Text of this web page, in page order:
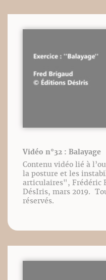
Vidéo n°32 : Balayage
Contenu vidéo lié à
la posture et les
articulaires", Frédéric
DésIris, mars 2019.
réservés.